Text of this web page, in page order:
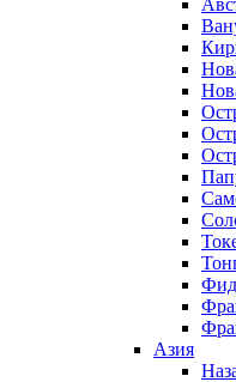
Азия